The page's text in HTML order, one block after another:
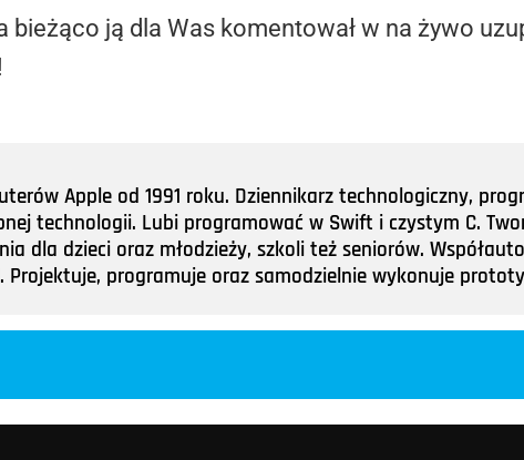
bieżąco ją dla Was komentował w na żywo
Apple od 1991 roku. Dziennikarz technologiczny,
technologii. Lubi programować w Swift i czystym C.
dla dzieci oraz młodzieży, szkoli też seniorów.
Projektuje, programuje oraz samodzielnie wykonuje